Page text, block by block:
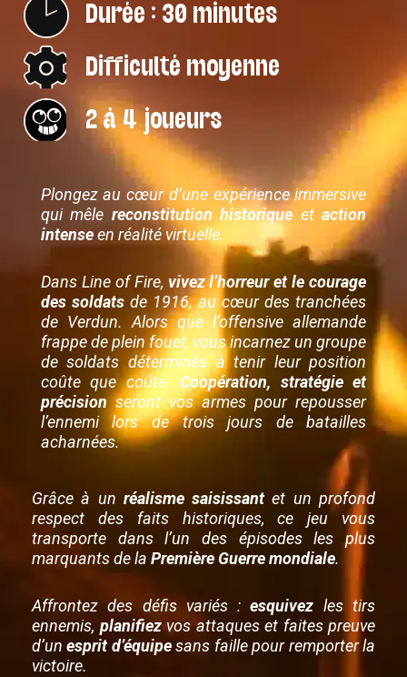
Durée : 30 minutes
Difficulté moyenne
2 à 4 joueurs
Plongez au cœur d’une expérience immersive
qui mêle reconstitution historique etaction
intenseen réalité virtuelle.
Dans Line of Fire, vivez l’horreur et le courage
des soldats de 1916, au cœur des tranchées
de Verdun. Alors que l’offensive allemande
frappe de plein fouet, vous incarnez un groupe
de soldats déterminés à tenir leur position
coûte que coûte.Coopération, stratégie et
précisionseront vos armes pour repousser
l’ennemi lors de trois jours de batailles
acharnées.
Grâce à un réalisme saisissantet un profond
respect des faits historiques, ce jeu vous
transporte dans l’un des épisodes les plus
marquants de la Première Guerre mondiale.
Affrontez des défis variés :esquivez les tirs
ennemis, planifiezvos attaques et faites preuve
d’unesprit d’équipesans faille pour remporter la
victoire.